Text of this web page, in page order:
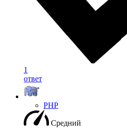
1
ответ
PHP
Средний